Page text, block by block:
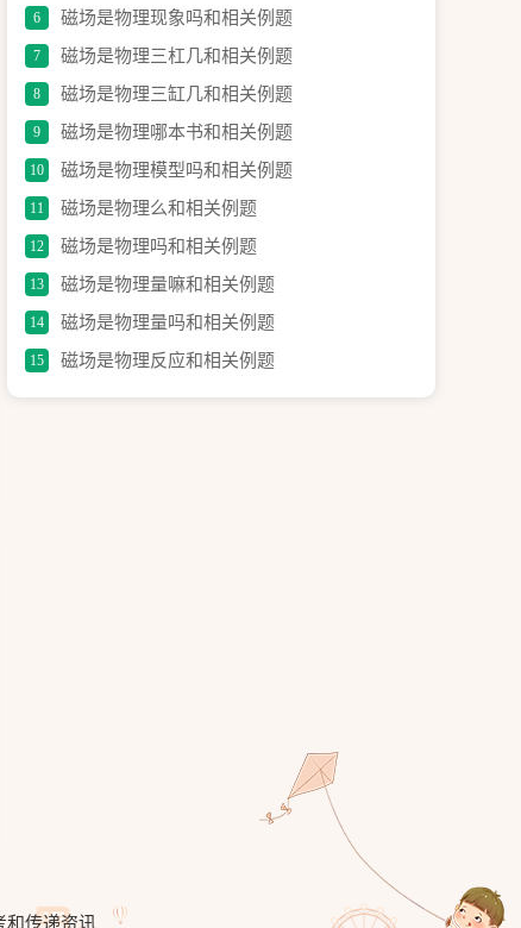
6 磁场是物理现象吗和相关例题
7 磁场是物理三杠几和相关例题
8 磁场是物理三缸几和相关例题
9 磁场是物理哪本书和相关例题
10 磁场是物理模型吗和相关例题
11 磁场是物理么和相关例题
12 磁场是物理吗和相关例题
13 磁场是物理量嘛和相关例题
14 磁场是物理量吗和相关例题
15 磁场是物理反应和相关例题
和传递资讯